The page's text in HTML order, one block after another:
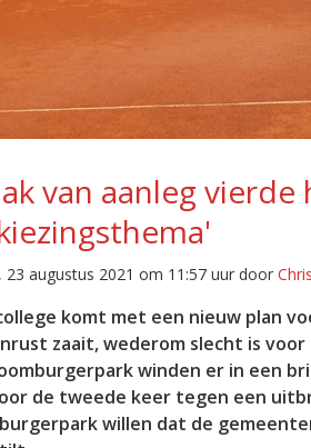
van aanleg
23 augustus 2021 om 11:57 uur door
komt met een nieuw plan
zaait, wederom slecht is
winden er in een
de tweede keer tegen een
willen dat de